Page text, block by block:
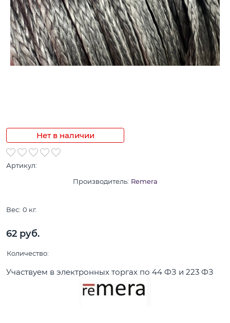
Нет в наличии
Артикул:
Производитель: Remera
Вес: 0 кг.
62 руб.
Количество:
Участвуем в электронных торгах по 44 ФЗ и 223 ФЗ